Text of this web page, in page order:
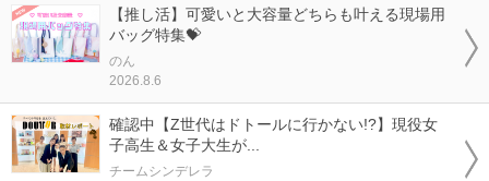
【推し活】可愛いと大容量どちらも叶える現場用
バッグ特集💝
のん
2026.8.6
確認中【Z世代はドトールに行かない!?】現役女
子高生＆女子大生が...
チームシンデレラ